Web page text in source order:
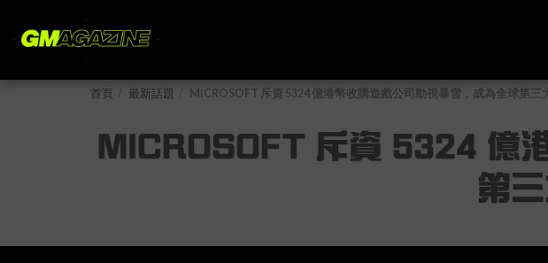
首頁 最新話題 MICROSOFT 斥資 5324 億港幣收購遊戲公司動視暴雪，成為全球第三
MICROSOFT 斥資 5324 億
第